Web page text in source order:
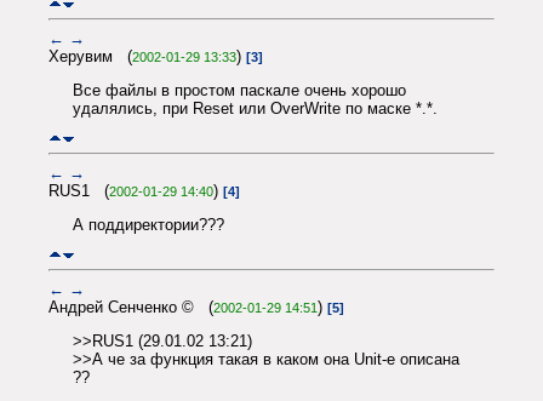
← →
Херувим (2002-01-29 13:33) [3]
Все файлы в простом паскале очень хорошо
удалялись, при Reset или OverWrite по маске *.*.
← →
RUS1 (2002-01-29 14:40) [4]
А поддиректории???
← →
Андрей Сенченко © (2002-01-29 14:51) [5]
>>RUS1 (29.01.02 13:21)
>>А че за функция такая в каком она Unit-е описана
??